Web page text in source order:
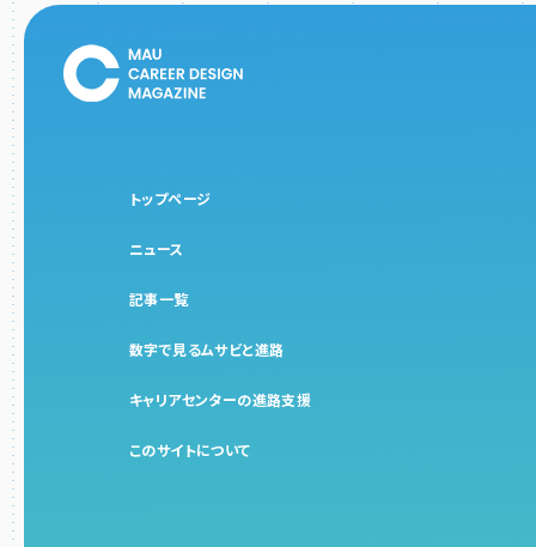
トップページ
ニュース
記事一覧
数字で見るムサビと進路
キャリアセンターの進路支援
このサイトについて